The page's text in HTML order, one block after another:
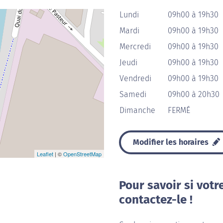
Leaflet | ©OpenStreetMap
Lundi
09h00 à 19h30
Mardi
09h00 à 19h30
Mercredi
09h00 à 19h30
Jeudi
09h00 à 19h30
Vendredi
09h00 à 19h30
Samedi
09h00 à 20h30
Dimanche
FERMÉ
Modifier les horaires
Pour savoir si
contactez-le !